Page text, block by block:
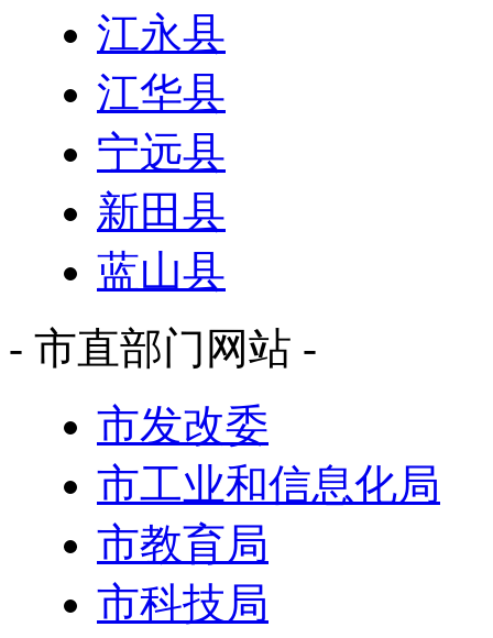
江永县
江华县
宁远县
新田县
蓝山县
- 市直部门网站 -
市发改委
市工业和信息化局
市教育局
市科技局